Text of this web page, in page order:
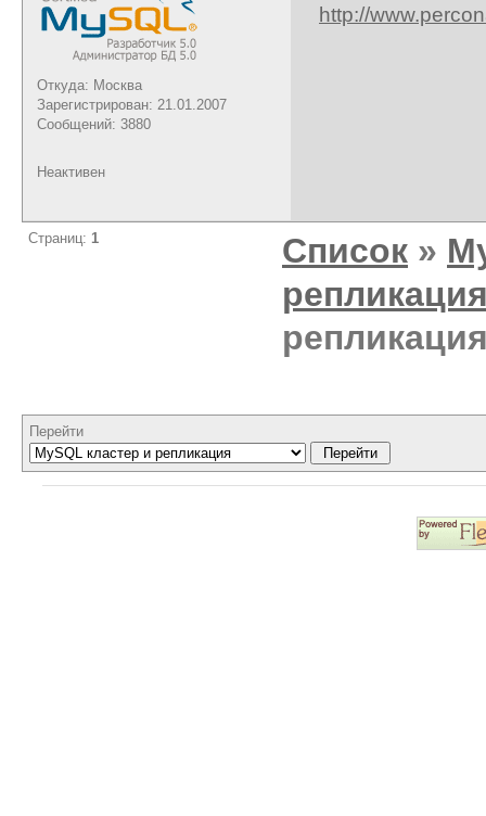
Откуда: Москва
Зарегистрирован: 21.01.2007
Сообщений: 3880
http://
Неактивен
Страниц: 1 Список »
Перейти